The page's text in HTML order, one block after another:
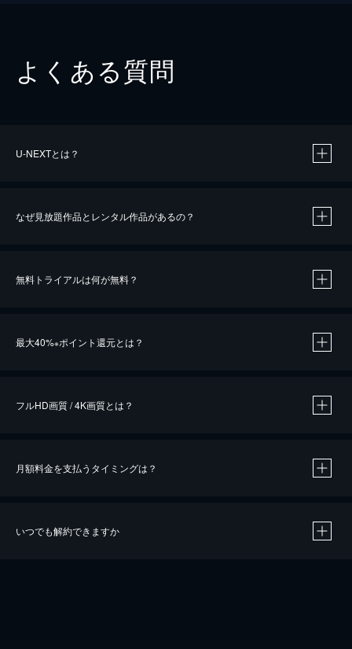
よくある質問
U-NEXTとは？
なぜ見放題作品とレンタル作品があるの？
無料トライアルは何が無料？
最大40%※ポイント還元とは？
※40％ポイント還元の対象は、クレジットカード決済による作品の購入 / レンタルです。
フルHD画質 / 4K画質とは？
月額料金を支払うタイミングは？
いつでも解約できますか